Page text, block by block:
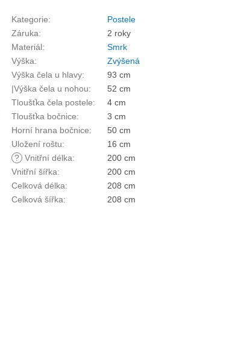
Kategorie:
Postele
Záruka:
2 roky
Materiál:
Smrk
Výška:
Zvýšená
Výška čela u hlavy:
93 cm
|Výška čela u nohou:
52 cm
Tloušťka čela postele:
4 cm
Tloušťka bočnice:
3 cm
Horní hrana bočnice:
50 cm
Uložení roštu:
16 cm
? Vnitřní délka:
200 cm
Vnitřní šířka:
200 cm
Celková délka:
208 cm
Celková šířka: 208 cm